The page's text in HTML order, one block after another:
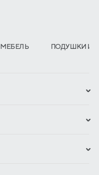
МЕБЕЛЬ ПОДУШКИ И